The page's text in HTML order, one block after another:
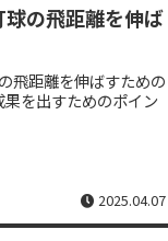
の飛距離を伸ば
飛距離を伸ばすための
を出すためのポイン
2025.04.07